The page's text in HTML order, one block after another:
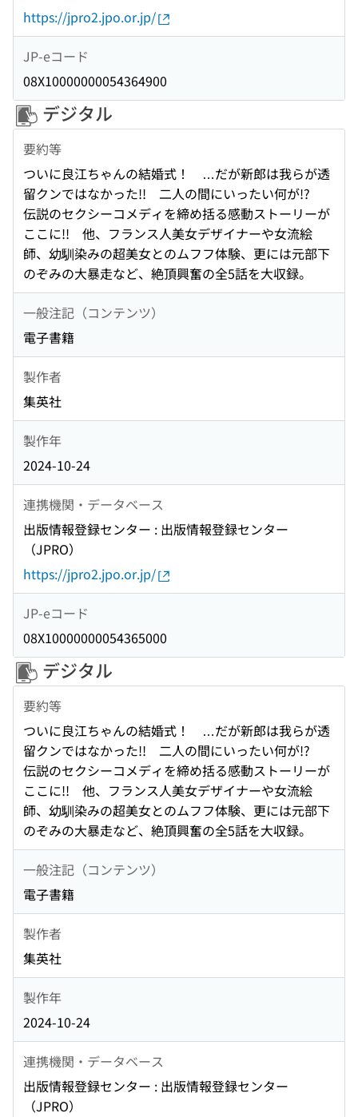
https://jpro2.jpo.or.jp/
JP-eコード
08X10000000054364900
デジタル
要約等
ついに良江ちゃんの結婚式！ …だが新郎は我らが透
留クンではなかった!! 二人の間にいったい何が!?
伝説のセクシーコメディを締め括る感動ストーリーが
ここに!! 他、フランス人美女デザイナーや女流絵
師、幼馴染みの超美女とのムフフ体験、更には元部下
のぞみの大暴走など、絶頂興奮の全5話を大収録。
一般注記（コンテンツ）
電子書籍
製作者
集英社
製作年
2024-10-24
連携機関・データベース
出版情報登録センター : 出版情報登録センター
（JPRO）
https://jpro2.jpo.or.jp/
JP-eコード
08X10000000054365000
デジタル
要約等
ついに良江ちゃんの結婚式！ …だが新郎は我らが透
留クンではなかった!! 二人の間にいったい何が!?
伝説のセクシーコメディを締め括る感動ストーリーが
ここに!! 他、フランス人美女デザイナーや女流絵
師、幼馴染みの超美女とのムフフ体験、更には元部下
のぞみの大暴走など、絶頂興奮の全5話を大収録。
一般注記（コンテンツ）
電子書籍
製作者
集英社
製作年
2024-10-24
連携機関・データベース
出版情報登録センター : 出版情報登録センター
（JPRO）